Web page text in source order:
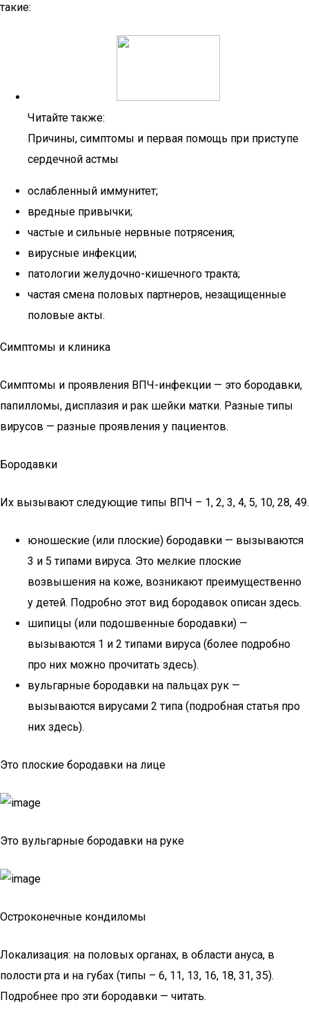
такие:
Читайте также:
Причины, симптомы и первая помощь при приступе
сердечной астмы
ослабленный иммунитет;
вредные привычки;
частые и сильные нервные потрясения;
вирусные инфекции;
патологии желудочно-кишечного тракта;
частая смена половых партнеров, незащищенные
половые акты.
Симптомы и клиника
Симптомы и проявления ВПЧ-инфекции — это бородавки,
папилломы, дисплазия и рак шейки матки. Разные типы
вирусов — разные проявления у пациентов.
Бородавки
Их вызывают следующие типы ВПЧ – 1, 2, 3, 4, 5, 10, 28, 49.
юношеские (или плоские) бородавки — вызываются
3 и 5 типами вируса. Это мелкие плоские
возвышения на коже, возникают преимущественно
у детей. Подробно этот вид бородавок описан здесь.
шипицы (или подошвенные бородавки) —
вызываются 1 и 2 типами вируса (более подробно
про них можно прочитать здесь).
вульгарные бородавки на пальцах рук —
вызываются вирусами 2 типа (подробная статья про
них здесь).
Это плоские бородавки на лице
Это вульгарные бородавки на руке
Остроконечные кондиломы
Локализация: на половых органах, в области ануса, в
полости рта и на губах (типы – 6, 11, 13, 16, 18, 31, 35).
Подробнее про эти бородавки — читать.